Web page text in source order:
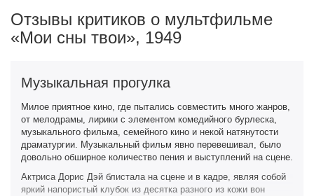
Отзывы критиков о мультфильме
«Мои сны твои», 1949
Музыкальная прогулка
Милое приятное кино, где пытались совместить много жанров,
от мелодрамы, лирики с элементом комедийного бурлеска,
музыкального фильма, семейного кино и некой натянутости
драматургии. Музыкальный фильм явно перевешивал, было
довольно обширное количество пения и выступлений на сцене.
Актриса Дорис Дэй блистала на сцене и в кадре, являя собой
яркий напористый клубок из десятка разного из кожи вон